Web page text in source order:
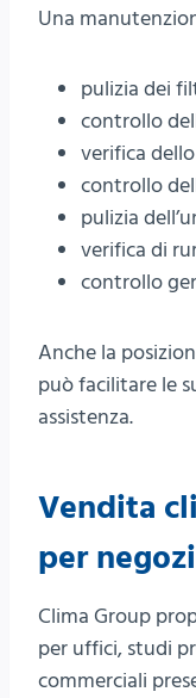
Una
pulizia dei
controllo
verifica
controllo
pulizia
verifica di
controllo
Anche la
può facilitare le
assistenza.
Vendita
per
Clima Group
per uffici, studi
commerciali